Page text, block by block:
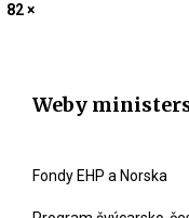
82 ×
Weby
Fondy EHP a Norska